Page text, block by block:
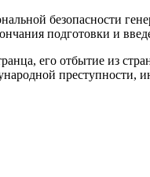
безопасности
подготовки и
его отбытие из
преступности,